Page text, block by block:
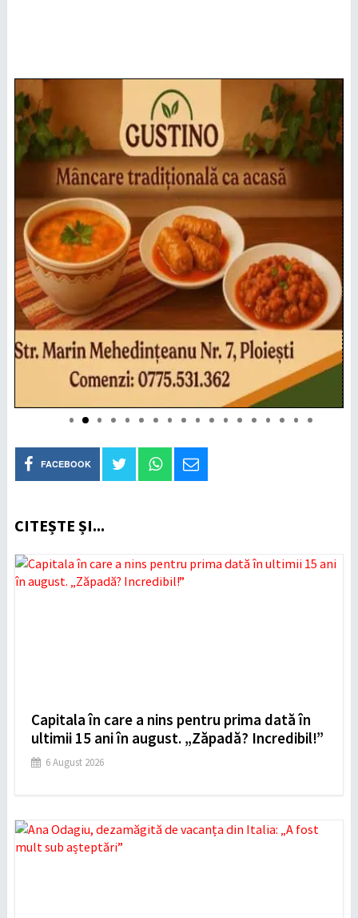
FACEBOOK
CITEȘTE ȘI...
Capitala în care a nins pentru prima dată în
ultimii 15 ani în august. „Zăpadă? Incredibil!”
6 August 2026